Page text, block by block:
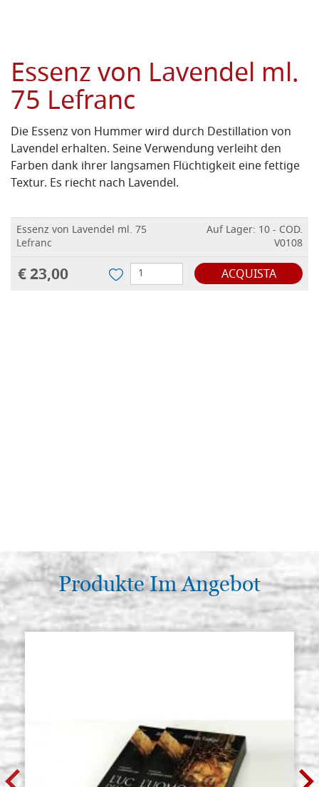
Essenz von Lavendel ml.
75 Lefranc
Die Essenz von Hummer wird durch Destillation von
Lavendel erhalten.Seine Verwendung verleiht den
Farben dank ihrer langsamen Flüchtigkeit eine fettige
Textur. Es riecht nach Lavendel.
Essenz von Lavendel ml. 75
Lefranc
Auf Lager: 10 - COD.
V0108
€ 23,00 ACQUISTA
Produkte Im Angebot